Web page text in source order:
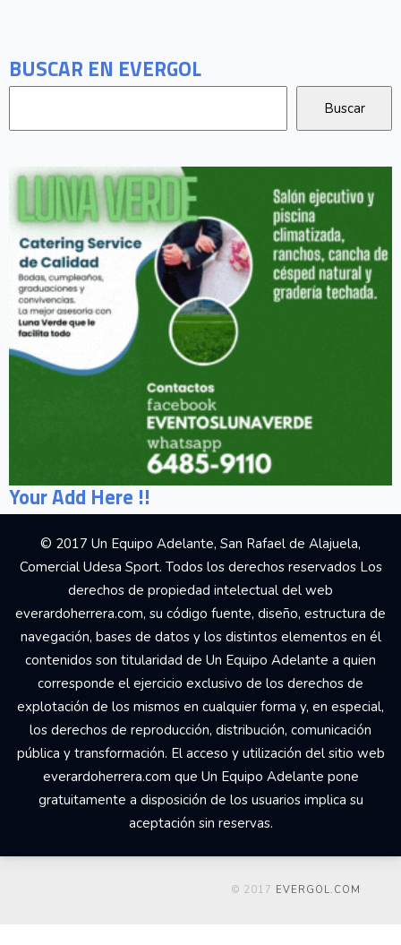
BUSCAR EN EVERGOL
Your Add Here !!
© 2017 Un Equipo Adelante, San Rafael de Alajuela,
Comercial Udesa Sport. Todos los derechos reservados Los
derechos de propiedad intelectual del web
everardoherrera.com, su código fuente, diseño, estructura de
navegación, bases de datos y los distintos elementos en él
contenidos son titularidad de Un Equipo Adelante a quien
corresponde el ejercicio exclusivo de los derechos de
explotación de los mismos en cualquier forma y, en especial,
los derechos de reproducción, distribución, comunicación
pública y transformación. El acceso y utilización del sitio web
everardoherrera.com que Un Equipo Adelante pone
gratuitamente a disposición de los usuarios implica su
aceptación sin reservas.
© 2017 EVERGOL.COM